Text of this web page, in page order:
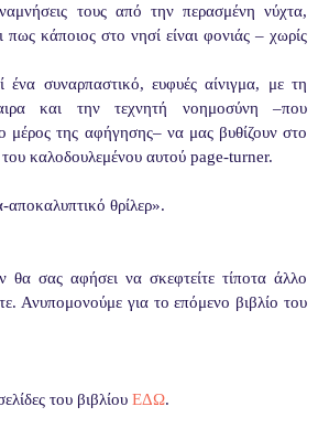
τους από την περασμένη νύχτα,
πως κάποιος στο νησί είναι φονιάς – χωρίς
ένα συναρπαστικό, ευφυές αίνιγμα, με τη
και την τεχνητή νοημοσύνη –που
μέρος της αφήγησης– να μας βυθίζουν στο
καλοδουλεμένου αυτού page-turner.
αποκαλυπτικό θρίλερ».
θα σας αφήσει να σκεφτείτε τίποτα άλλο
Ανυπομονούμε για το επόμενο βιβλίο του
του βιβλίου ΕΔΩ.